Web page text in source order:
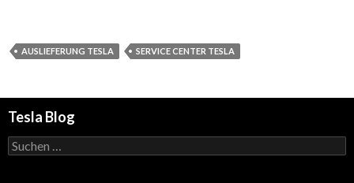
AUSLIEFERUNG TESLA SERVICE CENTER TESLA
Tesla Blog
Suchen
nach: